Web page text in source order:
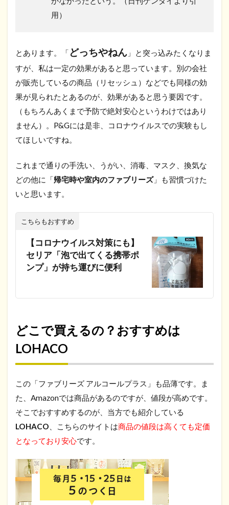
用）
とあります。「 どっちやねん 」と突っ込みたくなりま
すが、私は一定の効果があると思っています。別の会社
が販売しているの商品（リセッシュ）などでも同様の効
果が見られたとあるのが、効果があると思う要因です。
（もちろんあくまで予防で絶対安心というわけではあり
ません）。P&Gには是非、コロナウイルスでの実験もし
てほしいですね。
これまで通りの手洗い、うがい、消毒、マスク、換気な
どの他に「帰宅時や室内のファブリーズ」も習慣づけた
いと思います。
こちらもおすすめ
【コロナウイルス対策にも】
セリア「泡で出てくる携帯ポ
ンプ」が持ち運びに便利
どこで買えるの？おすすめは
LOHACO
この「ファブリーズ アルコールプラス」も品薄です。ま
た、Amazonでは商品があるのですが、値段が高めです。
そこでおすすめするのが、当方でも紹介している
LOHACO 、こちらのサイトは商品の値段は高くても定価
となっており安心です。